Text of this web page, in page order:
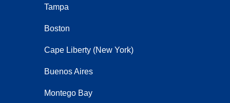
Tampa
Boston
Cape Liberty (New York)
Buenos Aires
Montego Bay